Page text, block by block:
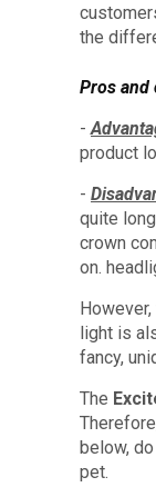
the
Pros and
-
product
-
quite
crown
on.
light is
fancy,
The
below,
pet.